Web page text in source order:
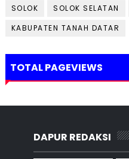
SOLOK
SOLOK SELATAN
KABUPATEN TANAH DATAR
TOTAL PAGEVIEWS
DAPUR REDAKSI